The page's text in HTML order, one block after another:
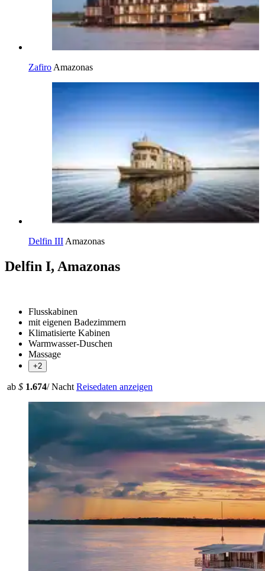
Zafiro Amazonas
Delfin III Amazonas
Delfin I, Amazonas
Flusskabinen
mit eigenen Badezimmern
Klimatisierte Kabinen
Warmwasser-Duschen
Massage
+2
ab $ 1.674/ Nacht Reisedaten anzeigen